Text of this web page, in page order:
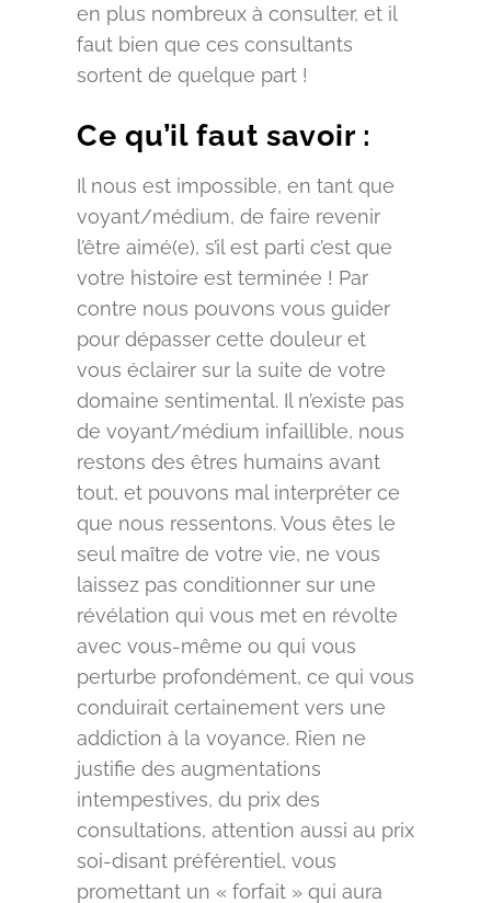
en plus nombreux à consulter, et il
faut bien que ces consultants
sortent de quelque part !
Ce qu’il faut savoir :
Il nous est impossible, en tant que
voyant/médium, de faire revenir
l’être aimé(e), s’il est parti c’est que
votre histoire est terminée ! Par
contre nous pouvons vous guider
pour dépasser cette douleur et
vous éclairer sur la suite de votre
domaine sentimental. Il n’existe pas
de voyant/médium infaillible, nous
restons des êtres humains avant
tout, et pouvons mal interpréter ce
que nous ressentons. Vous êtes le
seul maître de votre vie, ne vous
laissez pas conditionner sur une
révélation qui vous met en révolte
avec vous-même ou qui vous
perturbe profondément, ce qui vous
conduirait certainement vers une
addiction à la voyance. Rien ne
justifie des augmentations
intempestives, du prix des
consultations, attention aussi au prix
soi-disant préférentiel, vous
promettant un « forfait » qui aura